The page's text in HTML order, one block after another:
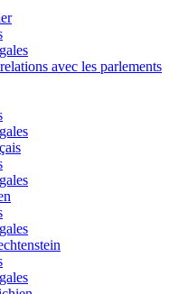
avec les parlements